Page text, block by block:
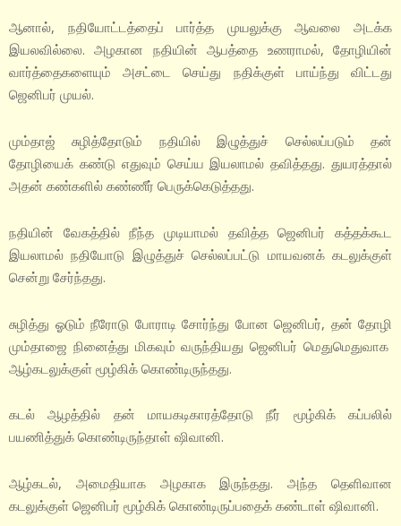
ஆனால், நதியோட்டத்தைப் பார்த்த முயலுக்கு ஆவலை அடக்க
இயலவில்லை. அழகான நதியின் ஆபத்தை உணராமல், தோழியின்
வார்த்தைகளையும் அசட்டை செய்து நதிக்குள் பாய்ந்து விட்டது
ஜெனிபர் முயல்.
மும்தாஜ் சுழித்தோடும் நதியில் இழுத்துச் செல்லப்படும் தன்
தோழியைக் கண்டு எதுவும் செய்ய இயலாமல் தவித்தது. துயரத்தால்
அதன் கண்களில் கண்ணீர் பெருக்கெடுத்தது.
நதியின் வேகத்தில் நீந்த முடியாமல் தவித்த ஜெனிபர் கத்தக்கூட
இயலாமல் நதியோடு இழுத்துச் செல்லப்பட்டு மாயவனக் கடலுக்குள்
சென்று சேர்ந்தது.
சுழித்து ஓடும் நீரோடு போராடி சோர்ந்து போன ஜெனிபர், தன் தோழி
மும்தாஜை நினைத்து மிகவும் வருந்தியது ஜெனிபர் மெதுமெதுவாக
ஆழ்கடலுக்குள் மூழ்கிக் கொண்டிருந்தது.
கடல் ஆழத்தில் தன் மாயகடிகாரத்தோடு நீர் மூழ்கிக் கப்பலில்
பயணித்துக் கொண்டிருந்தாள் ஷிவானி.
ஆழ்கடல், அமைதியாக அழகாக இருந்தது. அந்த தெளிவான
கடலுக்குள் ஜெனிபர் மூழ்கிக் கொண்டிருப்பதைக் கண்டாள் ஷிவானி.